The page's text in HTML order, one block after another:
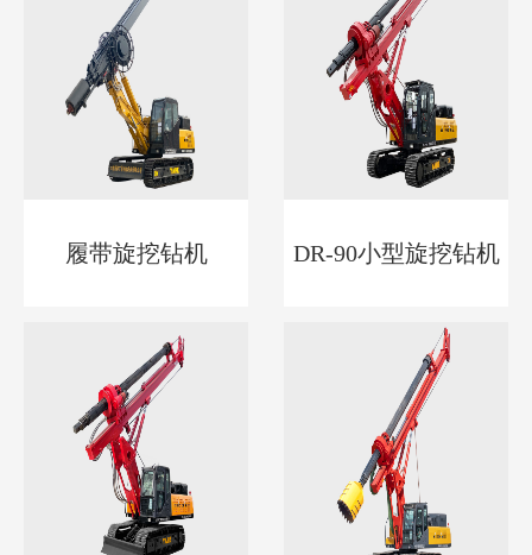
履带旋挖钻机 DR-90小型旋挖钻机